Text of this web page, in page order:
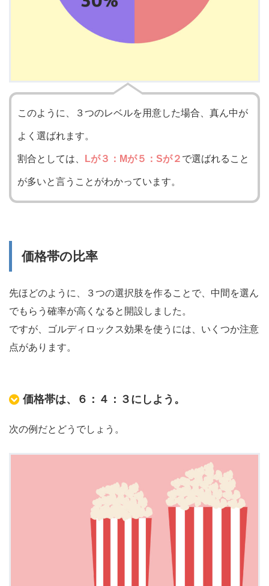
このように、３つのレベルを用意した場合、真ん中が
よく選ばれます。
割合としては、 Lが３：Mが５：Sが２ で選ばれること
が多いと言うことがわかっています。
価格帯の比率
先ほどのように、３つの選択肢を作ることで、中間を選ん
でもらう確率が高くなると開設しました。
ですが、ゴルディロックス効果を使うには、いくつか注意
点があります。
価格帯は、６：４：３にしよう。
次の例だとどうでしょう。